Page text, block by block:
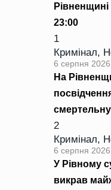
23:00
1
Кримінал,
6 серпня 2026
На
2
Кримінал,
6 серпня 2026
У Рівному
викрав